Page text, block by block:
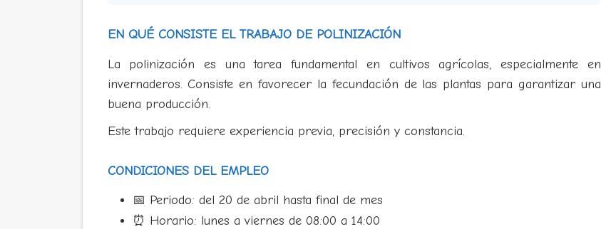
EN QUÉ CONSISTE EL TRABAJO DE POLINIZACIÓN
La polinización es una tarea fundamental en cultivos agrícolas, especialmente en
invernaderos. Consiste en favorecer la fecundación de las plantas para garantizar una
buena producción.
Este trabajo requiere experiencia previa, precisión y constancia.
CONDICIONES DEL EMPLEO
📅 Periodo: del 20 de abril hasta final de mes
⏰ Horario: lunes a viernes de 08:00 a 14:00